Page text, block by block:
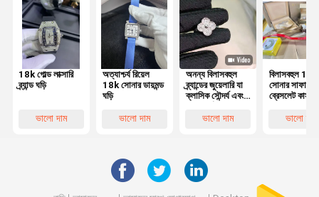
18k গোল্ড লাক্সারি
ব্র্যান্ড ঘড়ি
ভালো দাম
অত্যাশ্চর্য রিয়েল
18k সোনার ডায়মন্ড
ঘড়ি
ভালো দাম
অনন্য বিলাসবহুল
ব্র্যান্ডের জুয়েলারি যা
ক্লাসিক সৌন্দর্য এবং
স্টাইলকে উন্নত করে
ভালো দাম
বিলাসবহুল 18K
সোনার সাফায়ার
ব্রেসলেট কাস্টম
জুয়েলারী বক্স সূক্ষ্ম
ভালো দাম